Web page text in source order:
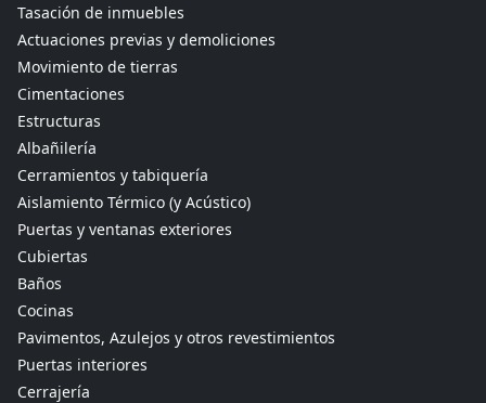
Tasación de inmuebles
Actuaciones previas y demoliciones
Movimiento de tierras
Cimentaciones
Estructuras
Albañilería
Cerramientos y tabiquería
Aislamiento Térmico (y Acústico)
Puertas y ventanas exteriores
Cubiertas
Baños
Cocinas
Pavimentos, Azulejos y otros revestimientos
Puertas interiores
Cerrajería